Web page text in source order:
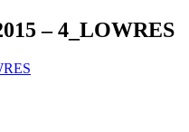
– 4_LOWRES